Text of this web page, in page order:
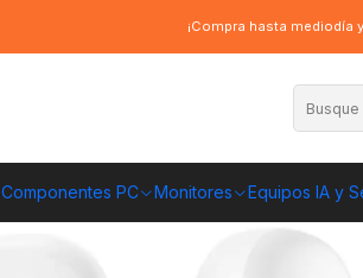
Componentes PC Monitores Equipos IA y
¡Compra hasta mediodía
Auriculares Bluetooth Huawei Freebuds